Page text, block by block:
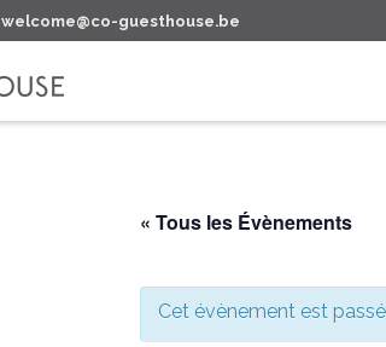
welcome@co-guesthouse.be
« Tous les Évènements
Cet évènement est